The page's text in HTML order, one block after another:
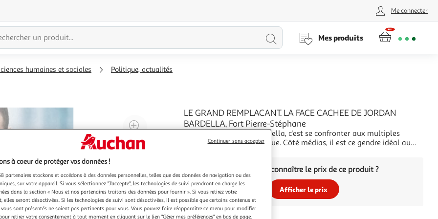
Me connecter
Lancer
Mes produits
humaines et sociales Politique, actualités
Agrandir
l'illustration
à
Réduire
à
100
%
Partager
le
produit
LE GRAND REMPLACANT. LA FACE CACHEE DE JORDAN
BARDELLA, Fort Pierre-Stéphane
Enquêter sur Jordan Bardella, c'est se confronter aux multiples
visages d'un Janus politique. Côté médias, il est ce gendre idéal au
self-made man. Une belle histoire
Vous voulez connaître le prix de ce produit ?
Afficher le prix
à coeur de protéger vos données !
partenaires stockons et accédons à des données personnelles, telles que des données de navigation ou des
sur votre appareil. Si vous sélectionnez "J'accepte", les technologies de suivi prendront en charge les
dans la section « Nous et nos partenaires traitons des données pour fournir ». Si vous retirez votre
elles seront désactivées. Si les technologies de suivi sont désactivées, il est possible que certains contenus et
sont présentés ne soient pas pertinents pour vous. Vous pouvez faire réapparaître ce menu pour modifier
retirer votre consentement à tout moment en cliquant sur le lien "Gérer mes préférences" en bas de page.
Continuer sans accepter